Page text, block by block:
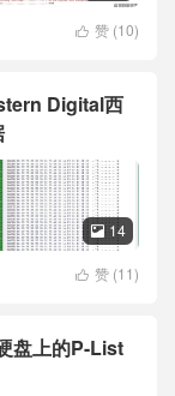
 赞 (10)
Digital西
 14
 赞 (11)
盘上的P-List